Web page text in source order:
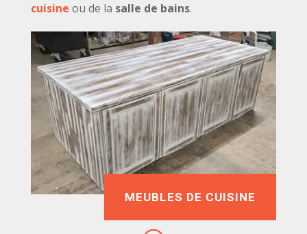
cuisine ou de la salle de bains.
MEUBLES DE CUISINE